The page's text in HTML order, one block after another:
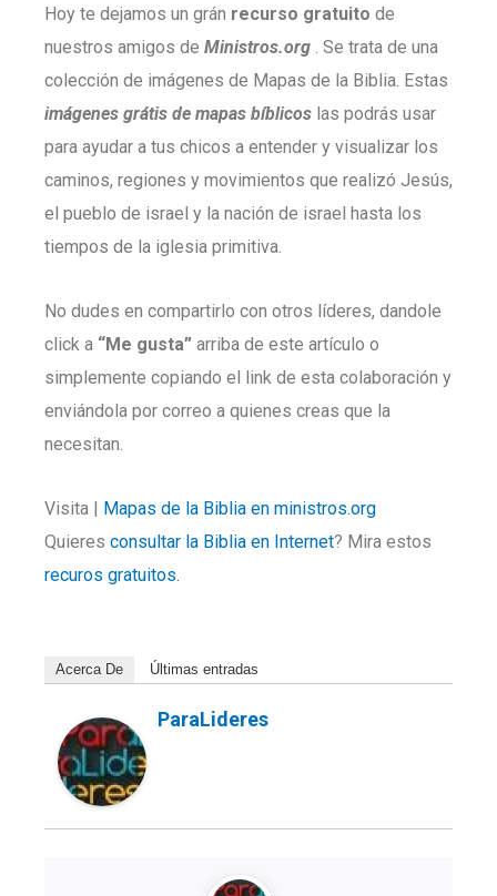
Hoy te dejamos un grán recurso gratuito de
nuestros amigos de Ministros.org . Se trata de una
colección de imágenes de Mapas de la Biblia. Estas
imágenes grátis de mapas bíblicos las podrás usar
para ayudar a tus chicos a entender y visualizar los
caminos, regiones y movimientos que realizó Jesús,
el pueblo de israel y la nación de israel hasta los
tiempos de la iglesia primitiva.
No dudes en compartirlo con otros líderes, dandole
click a “Me gusta” arriba de este artículo o
simplemente copiando el link de esta colaboración y
enviándola por correo a quienes creas que la
necesitan.
Visita | Mapas de la Biblia en ministros.org
Quieres consultar la Biblia en Internet? Mira estos
recuros gratuitos.
Acerca De Últimas entradas
ParaLideres